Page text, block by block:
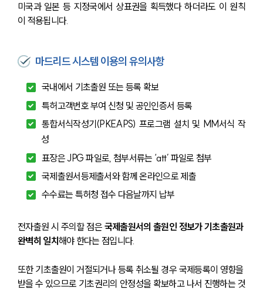
미국과 일본 등 지정국에서 상표권을 획득했다 하더라도 이 원칙
이 적용됩니다.
마드리드 시스템 이용의 유의사항
국내에서 기초출원 또는 등록 확보
특허고객번호 부여 신청 및 공인인증서 등록
통합서식작성기(PKEAPS) 프로그램 설치 및 MM서식 작
성
표장은 JPG 파일로, 첨부서류는 ‘att’ 파일로 첨부
국제출원서등제출서와 함께 온라인으로 제출
수수료는 특허청 접수 다음날까지 납부
전자출원 시 주의할 점은 국제출원서의 출원인 정보가 기초출원과
완벽히 일치해야 한다는 점입니다.
또한 기초출원이 거절되거나 등록 취소될 경우 국제등록이 영향을
받을 수 있으므로 기초권리의 안정성을 확보하고 나서 진행하는 것